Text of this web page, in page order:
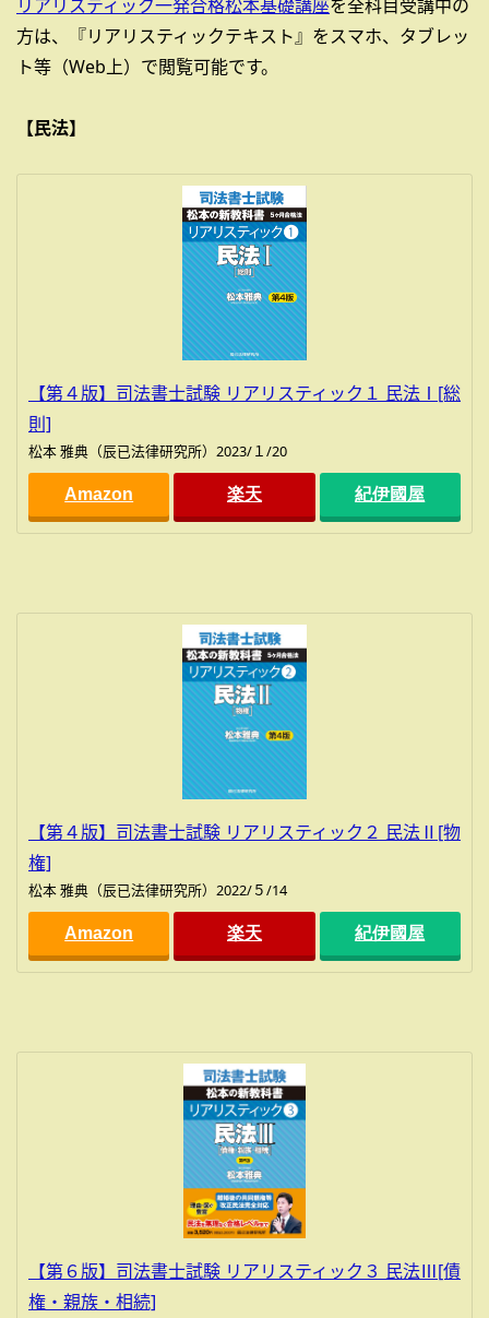
リアリスティック一発合格松本基礎講座を全科目受講中の
方は、『リアリスティックテキスト』をスマホ、タブレッ
ト等（Web上）で閲覧可能です。
【民法】
【第４版】司法書士試験 リアリスティック１ 民法Ⅰ[総
則]
松本 雅典（辰已法律研究所）2023/１/20
Amazon 楽天 紀伊國屋
【第４版】司法書士試験 リアリスティック２ 民法Ⅱ[物
権]
松本 雅典（辰已法律研究所）2022/５/14
Amazon 楽天 紀伊國屋
【第６版】司法書士試験 リアリスティック３ 民法Ⅲ[債
権・親族・相続]